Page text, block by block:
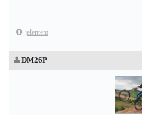
jelentem
DM26P